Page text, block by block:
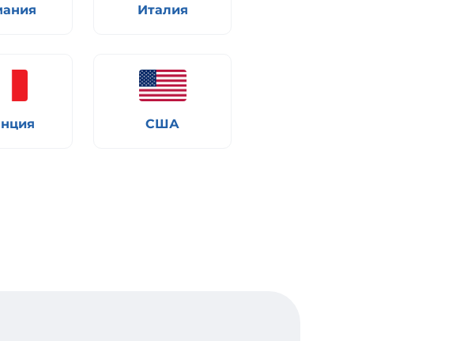
Италия
США